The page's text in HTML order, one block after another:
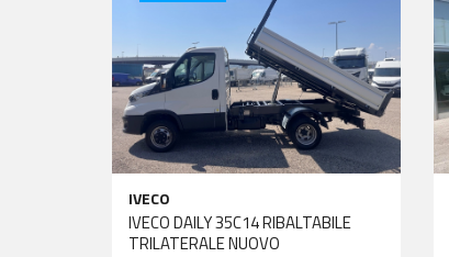
IVECO
IVECO DAILY 35C14 RIBALTABILE
TRILATERALE NUOVO